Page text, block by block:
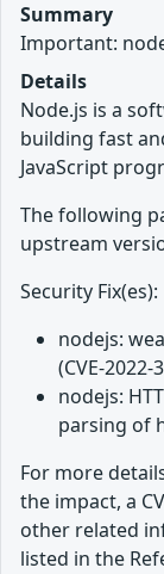
Summary
Important:
Details
Node.js is a
building fast
JavaScript
The following
upstream
Security Fix(es):
nodejs:
(CVE-2022-
nodejs:
parsing of
For more
the impact, a
other related
listed in the